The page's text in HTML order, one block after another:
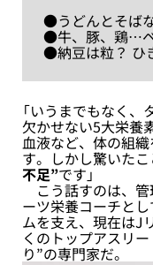
●うどんとそば
●牛、豚、鶏…
●納豆は粒？ ひ
「いうまでもなく
欠かせない5大栄養
血液など、体の組
す。しかし驚いたこ
不足”です」
こう話すのは、
ーツ栄養コーチと
ムを支え、現在はJ
くのトップアスリ
り”の専門家だ。